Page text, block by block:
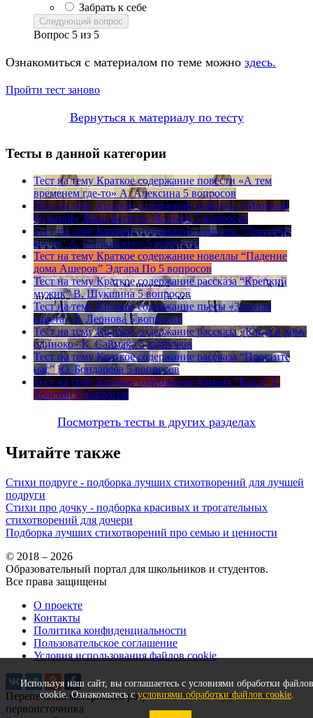
Забрать к себе
Следующий вопрос
Вопрос 5 из 5
Ознакомиться с материалом по теме можно здесь.
Пройти тест заново
Вернуться к материалу по тесту
Тесты в данной категории
Тест на тему Краткое содержание повести «А тем
временем где-то» А. Алексина 5 вопросов
Тест на тему Краткое содержание комедии «Мнимый
больной» Жана-Батиста Мольера 5 вопросов
Тест на тему Краткое содержание комедии “Доходное
место” А. Островского 5 вопросов
Тест на тему Краткое содержание новеллы “Падение
дома Ашеров” Эдгара По 5 вопросов
Тест на тему Краткое содержание рассказа “Крепкий
мужик” В. Шукшина 5 вопросов
Тест на тему Краткое содержание пьесы «Золотая
карета» Л. Леонова 5 вопросов
Тест на тему Краткое содержание рассказа «Когда в доме
одиноко» К. Саймака 5 вопросов
Тест на тему Краткое содержание рассказа “Простите
нас” Ю. Бондарева 5 вопросов
Тест на тему Краткое содержание романа “Кысь” Т.
Толстой 5 вопросов
Посмотреть тесты в других разделах
Читайте также
Стихи подруге - подборка лучших стихотворений для лучшей
подруги
Стихи про дочку - подборка красивых и трогательных
стихотворений для дочери
Подборка лучших стихотворений про семью и ценности
Используя наш сайт, вы соглашаетесь с условиями обработки файлов
cookie. Ознакомьтесь сусловиями обработки файлов cookie.
© 2018 – 2026
Образовательный портал для школьников и студентов.
Все права защищены
О проекте
Контакты
Политика конфиденциальности
Пользовательское соглашение
Условия использования файлов cookie
Перепечатка материалов разрешена только с указанием
первоисточника